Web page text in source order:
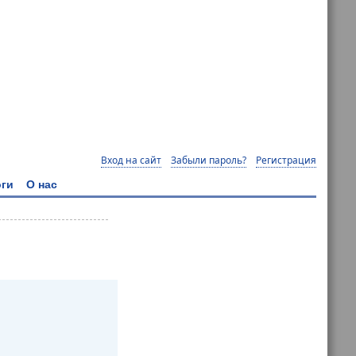
Вход на сайт Забыли пароль? Регистрация
О нас